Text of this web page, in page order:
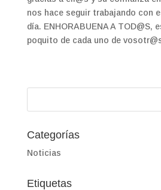
nos hace seguir trabajando con
día. ENHORABUENA A TOD@S,
poquito de cada uno de
Categorías
Noticias
Etiquetas